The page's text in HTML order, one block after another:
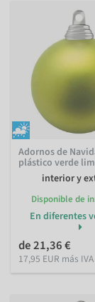
Adornos de
plástico verde
interior y
Disponible de
En diferentes
de 21,36 €
17,95 EUR más IVA